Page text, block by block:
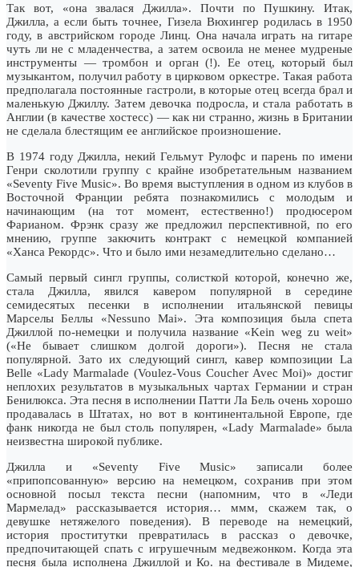
Так вот, «она звалася Джилла». Почти по Пушкину. Итак,
Джилла, а если быть точнее, Гизела Вюхингер родилась в 1950
году, в австрийском городе Линц. Она начала играть на гитаре
чуть ли не с младенчества, а затем освоила не менее мудреные
инструменты — тромбон и орган (!). Ее отец, который был
музыкантом, получил работу в цирковом оркестре. Такая работа
предполагала постоянные гастроли, в которые отец всегда брал и
маленькую Джиллу. Затем девочка подросла, и стала работать в
Англии (в качестве хостесс) — как ни странно, жизнь в Британии
не сделала блестящим ее английское произношение.
В 1974 году Джилла, некий Гельмут Рулофс и парень по имени
Генри сколотили группу с крайне изобретательным названием
«Seventy Five Music». Во время выступления в одном из клубов в
Восточной Франции ребята познакомились с молодым и
начинающим (на тот момент, естественно!) продюсером
Фарианом. Фрэнк сразу же предложил перспективной, по его
мнению, группе закючить контракт с немецкой компанией
«Ханса Рекордс». Что и было ими незамедлительно сделано…
Самый первый сингл группы, солисткой которой, конечно же,
стала Джилла, явился кавером популярной в середине
семидесятых песенки в исполнении итальянской певицы
Марселы Беллы «Nessuno Mai». Эта композиция была спета
Джиллой по-немецки и получила название «Kein weg zu weit»
(«Не бывает слишком долгой дороги»). Песня не стала
популярной. Зато их следующий сингл, кавер композиции La
Belle «Lady Marmalade (Voulez-Vous Coucher Avec Moi)» достиг
неплохих результатов в музыкальных чартах Германии и стран
Бенилюкса. Эта песня в исполнении Патти Ла Бель очень хорошо
продавалась в Штатах, но вот в континентальной Европе, где
фанк никогда не был столь популярен, «Lady Marmalade» была
неизвестна широкой публике.
Джилла и «Seventy Five Music» записали более
«припопсованную» версию на немецком, сохранив при этом
основной посыл текста песни (напомним, что в «Леди
Мармелад» рассказывается история… ммм, скажем так, о
девушке нетяжелого поведения). В переводе на немецкий,
история проститутки превратилась в рассказ о девочке,
предпочитающей спать с игрушечным медвежонком. Когда эта
песня была исполнена Джиллой и Ко. на фестивале в Мидеме,